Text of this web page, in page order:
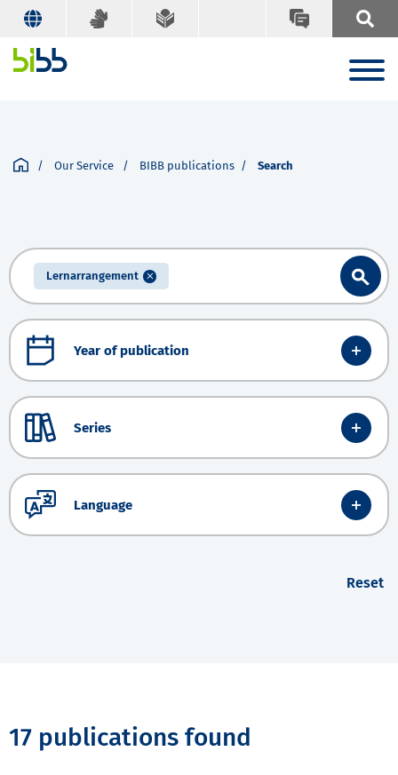
Our Service BIBB publications Search
Lernarrangement
Year of publication
Series
Language
Reset
17 publications found